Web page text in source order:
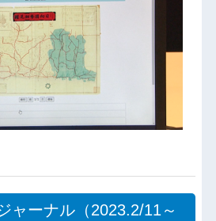
ャーナル（2023.2/11～